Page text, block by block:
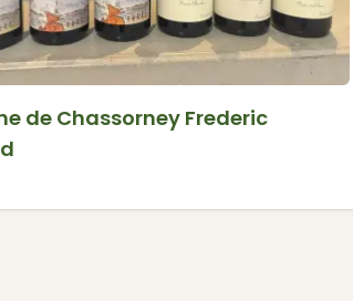
de Chassorney Frederic